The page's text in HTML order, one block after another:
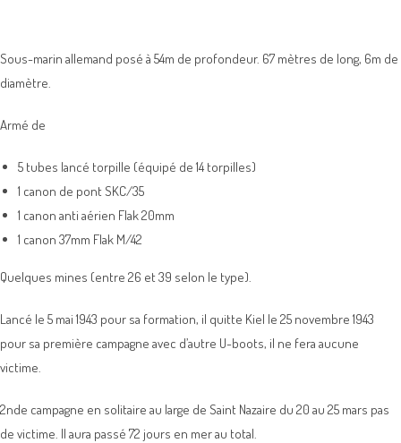
Sous-marin allemand posé à 54m de profondeur. 67 mètres de long, 6m de
diamètre.
Armé de
5 tubes lancé torpille (équipé de 14 torpilles)
1 canon de pont SKC/35
1 canon anti aérien Flak 20mm
1 canon 37mm Flak M/42
Quelques mines (entre 26 et 39 selon le type).
Lancé le 5 mai 1943 pour sa formation, il quitte Kiel le 25 novembre 1943
pour sa première campagne avec d’autre U-boots, il ne fera aucune
victime.
2nde campagne en solitaire au large de Saint Nazaire du 20 au 25 mars pas
de victime. Il aura passé 72 jours en mer au total.